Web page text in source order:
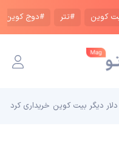
کوین #تتر #دوج کوین